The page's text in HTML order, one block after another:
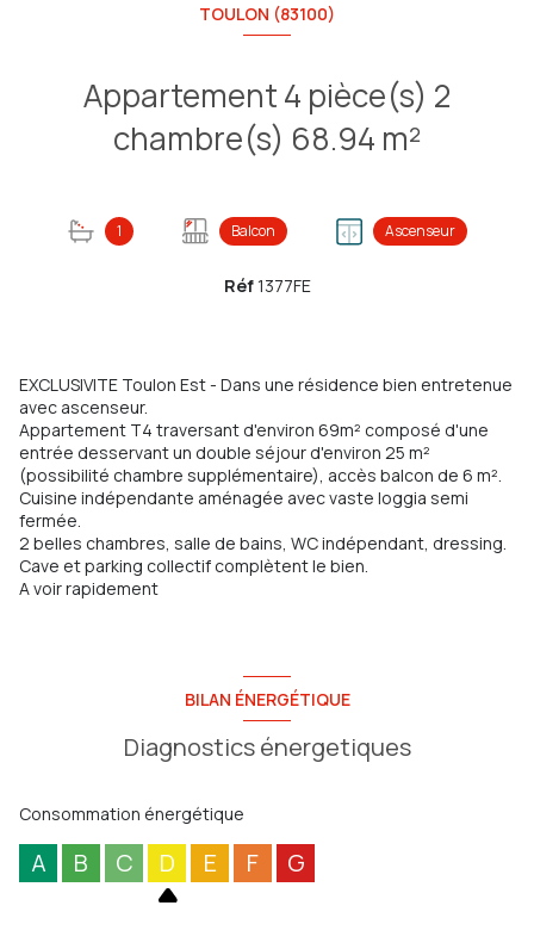
TOULON (83100)
Appartement 4 pièce(s) 2
chambre(s) 68.94 m²
1 Balcon Ascenseur
Réf1377FE
EXCLUSIVITE Toulon Est - Dans une résidence bien entretenue
avec ascenseur.
Appartement T4 traversant d'environ 69m² composé d'une
entrée desservant un double séjour d'environ 25 m²
(possibilité chambre supplémentaire), accès balcon de 6 m².
Cuisine indépendante aménagée avec vaste loggia semi
fermée.
2 belles chambres, salle de bains, WC indépendant, dressing.
Cave et parking collectif complètent le bien.
A voir rapidement
BILAN ÉNERGÉTIQUE
Diagnostics énergetiques
Consommation énergétique
A B C D E F G